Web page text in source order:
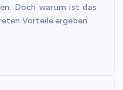
Doch warum ist das
Vorteile ergeben